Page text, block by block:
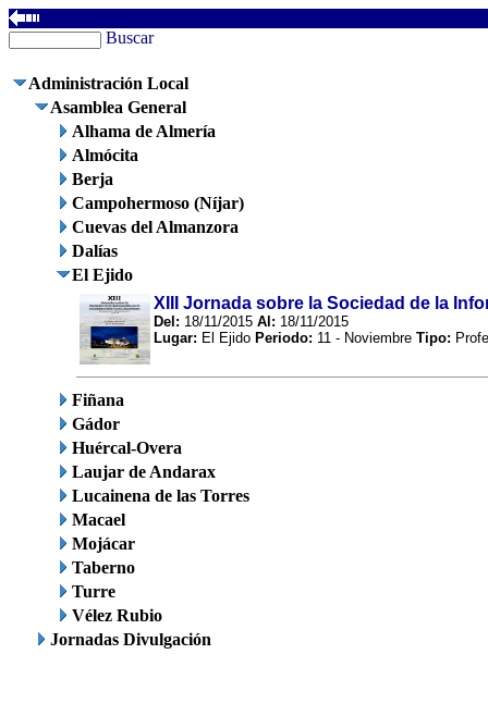
Buscar
Administración Local
Asamblea General
Alhama de Almería
Almócita
Berja
Campohermoso (Níjar)
Cuevas del Almanzora
Dalías
El Ejido
XIII Jornada sobre la Sociedad de la
Del: 18/11/2015 Al: 18/11/2015
Lugar: El Ejido Periodo: 11 - Noviembre Tipo:
Fiñana
Gádor
Huércal-Overa
Laujar de Andarax
Lucainena de las Torres
Macael
Mojácar
Taberno
Turre
Vélez Rubio
Jornadas Divulgación